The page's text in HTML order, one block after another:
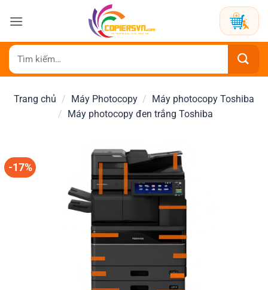
qua
dung
Tìm
kiếm:
Trang chủ / Máy Photocopy / Máy photocopy Toshiba
/ Máy photocopy đen trắng Toshiba
-17%